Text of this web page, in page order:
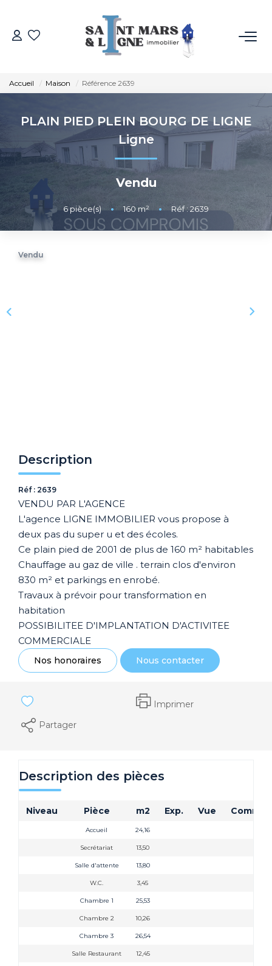
LOUER
ESTIMER
NOS MÉTIERS
NOS AGENCES
Accueil Maison Référence 2639
PLAIN PIED PLEIN BOURG DE LIGNE
Ligne
Vendu
6pièce(s) • 160m² • Réf : 2639
Vendu
Description
Réf : 2639
VENDU PAR L'AGENCE
L'agence LIGNE IMMOBILIER vous propose à
deux pas du super u et des écoles.
Ce plain pied de 2001 de plus de 160 m² habitables
Chauffage au gaz de ville . terrain clos d'environ
830 m² et parkings en enrobé.
Travaux à prévoir pour transformation en
habitation
POSSIBILITEE D'IMPLANTATION D'ACTIVITEE
COMMERCIALE
Nos honoraires Nous contacter
Imprimer
Partager
Description des pièces
Niveau Pièce m2 Exp. Vue
Accueil 24,16
Secrétariat 13,50
Salle d'attente 13,80
W.C. 3,45
Chambre 1 25,53
Chambre 2 10,26
Chambre 3 26,54
Salle Restaurant 12,45